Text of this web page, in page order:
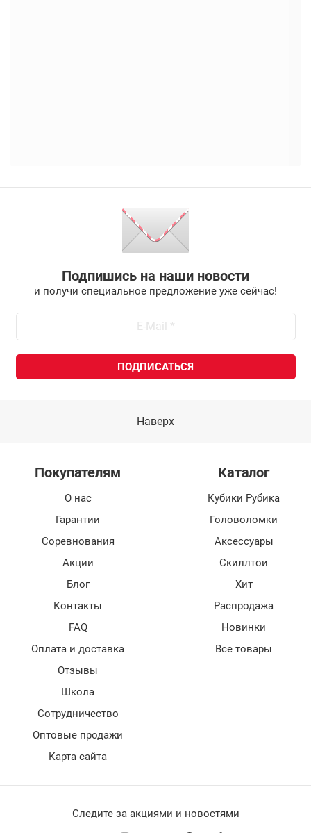
Подпишись на наши новости
и получи специальное предложение уже сейчас!
Наверх
Покупателям
О нас
Гарантии
Соревнования
Акции
Блог
Контакты
FAQ
Оплата и доставка
Отзывы
Школа
Сотрудничество
Оптовые продажи
Карта сайта
Каталог
Кубики Рубика
Головоломки
Аксессуары
Скиллтои
Хит
Распродажа
Новинки
Все товары
Следите за акциями и новостями